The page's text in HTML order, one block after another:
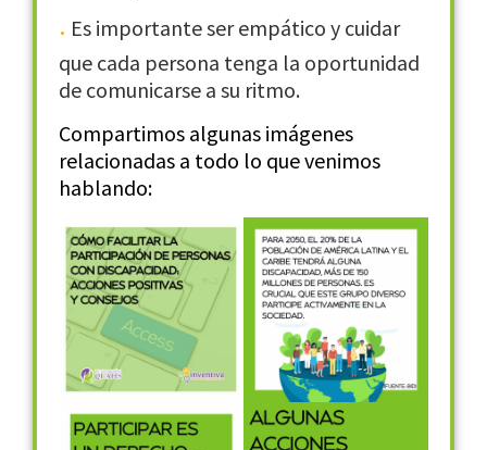
Es importante ser empático y cuidar
que cada persona tenga la oportunidad
de comunicarse a su ritmo.
Compartimos algunas imágenes
relacionadas a todo lo que venimos
hablando: